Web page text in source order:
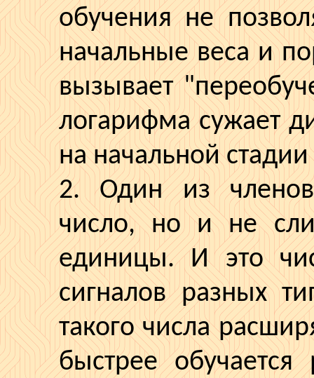
обучения не
начальные веса и
вызывает
логарифма сужает
на начальной стадии
2. Один из
число, но и не
единицы. И это
сигналов разных
такого числа
быстрее